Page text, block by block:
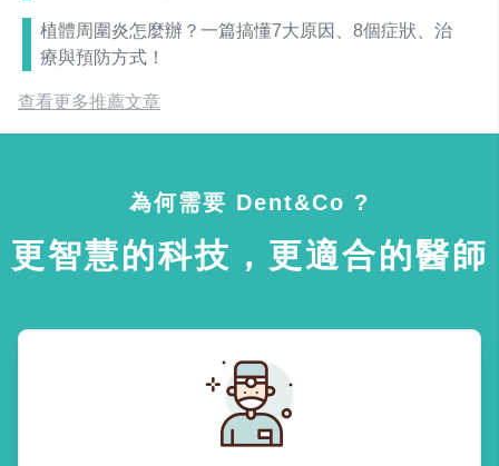
植體周圍炎怎麼辦？一篇搞懂7大原因、8個症狀、治
療與預防方式！
查看更多推薦文章
為何需要 Dent&Co ?
更智慧的科技，更適合的醫師